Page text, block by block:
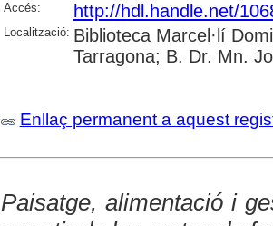
Accés:
http://hdl.handle.net/
Localització: Biblioteca Marcel·lí
Tarragona; B. Dr. Mn.
Enllaç permanent a aquest
Paisatge, alimentació i